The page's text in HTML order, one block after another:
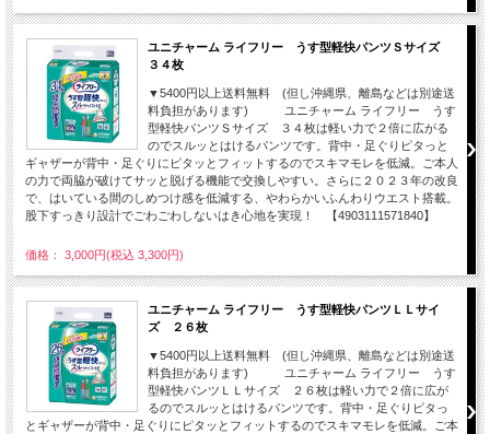
ユニチャーム ライフリー うす型軽快パンツＳサイズ
３４枚
▼5400円以上送料無料 (但し沖縄県、離島などは別途送
料負担があります) ユニチャーム ライフリー うす
型軽快パンツＳサイズ ３４枚は軽い力で２倍に広がる
のでスルッとはけるパンツです。背中・足ぐりピタっと
ギャザーが背中・足ぐりにピタッとフィットするのでスキマモレを低減。ご本人
の力で両脇が破けてサッと脱げる機能で交換しやすい。さらに２０２３年の改良
で、はいている間のしめつけ感を低減する、やわらかいふんわりウエスト搭載。
股下すっきり設計でごわごわしないはき心地を実現！ 【4903111571840】
価格： 3,000円(税込 3,300円)
ユニチャーム ライフリー うす型軽快パンツＬＬサイ
ズ ２６枚
▼5400円以上送料無料 (但し沖縄県、離島などは別途送
料負担があります) ユニチャーム ライフリー うす
型軽快パンツＬＬサイズ ２６枚は軽い力で２倍に広が
るのでスルッとはけるパンツです。背中・足ぐりピタっ
とギャザーが背中・足ぐりにピタッとフィットするのでスキマモレを低減。ご本